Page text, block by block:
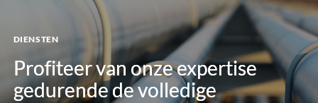
DIENSTEN
Profiteer van onze expertise
gedurende de volledige
Profiteer van onze expertise
gedurende de volledige